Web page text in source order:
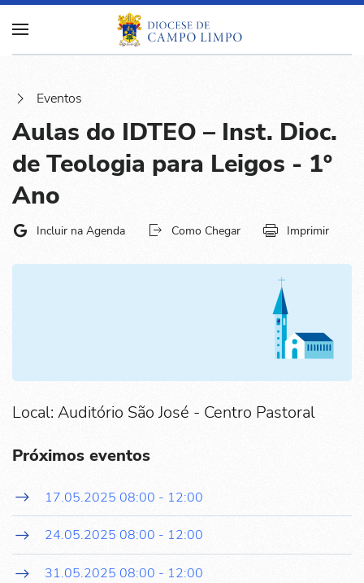
Eventos
Aulas do IDTEO – Inst. Dioc.
de Teologia para Leigos - 1º
Ano
Incluir na Agenda Como Chegar Imprimir
Local: Auditório São José - Centro Pastoral
Próximos eventos
17.05.2025 08:00 - 12:00
24.05.2025 08:00 - 12:00
31.05.2025 08:00 - 12:00